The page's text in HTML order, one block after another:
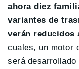
ahora diez
variantes de
verán reducidos
cuales, un motor
será desarrollado